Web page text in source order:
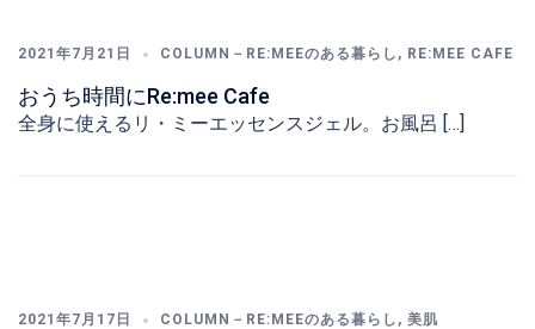
2021年7月21日 COLUMN－RE:MEEのある暮らし , RE:MEE CAFE
おうち時間にRe:mee Cafe
全身に使えるリ・ミーエッセンスジェル。お風呂 […]
2021年7月17日 COLUMN－RE:MEEのある暮らし , 美肌